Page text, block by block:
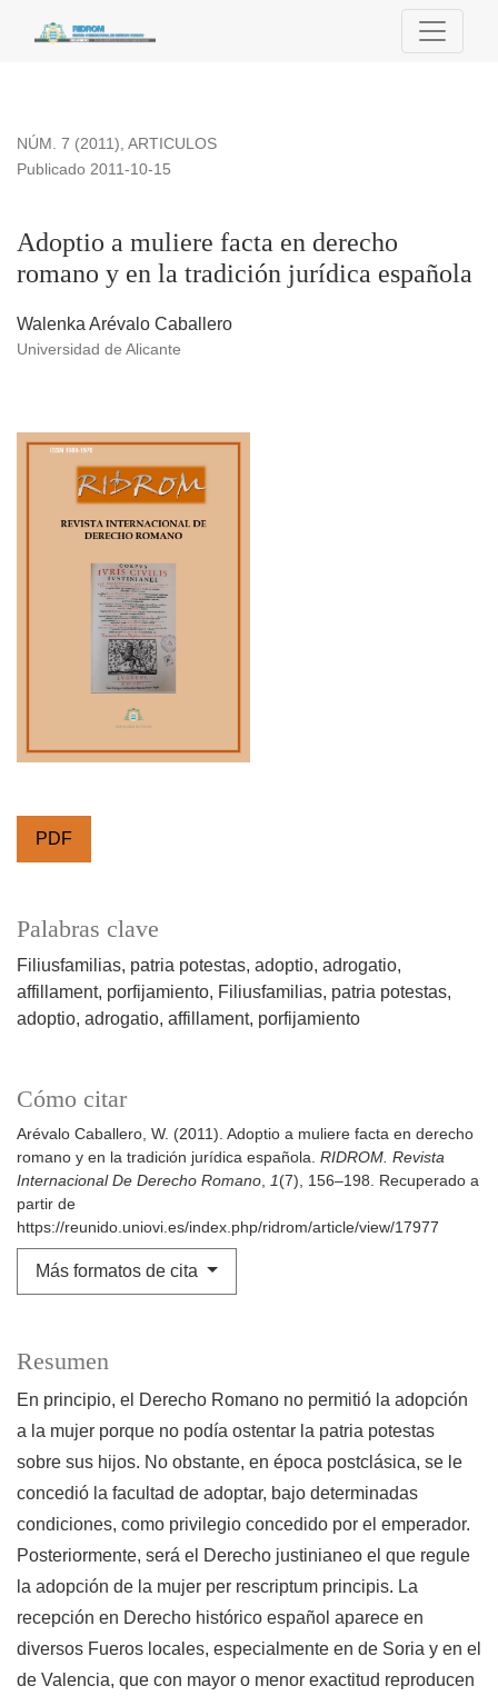
Adoptio a muliere facta en derecho romano y en la tradición
NÚM. 7 (2011), ARTICULOS
Adoptio a muliere facta en derecho
romano y en la tradición jurídica española
Publicado 2011-10-15
Walenka Arévalo Caballero
Universidad de Alicante
PDF
Palabras clave
Filiusfamilias patria potestas adoptio adrogatio
affillament porfijamiento Filiusfamilias patria potestas
adoptio adrogatio affillament porfijamiento
Cómo citar
Arévalo Caballero, W. (2011). Adoptio a muliere facta en derecho
romano y en la tradición jurídica española. RIDROM. Revista
Internacional De Derecho Romano, 1(7), 156–198. Recuperado a
partir de
https://reunido.uniovi.es/index.php/ridrom/article/view/17977
Más formatos de cita
Resumen
En principio, el Derecho Romano no permitió la adopción
a la mujer porque no podía ostentar la patria potestas
sobre sus hijos. No obstante, en época postclásica, se le
concedió la facultad de adoptar, bajo determinadas
condiciones, como privilegio concedido por el emperador.
Posteriormente, será el Derecho justinianeo el que regule
la adopción de la mujer per rescriptum principis. La
recepción en Derecho histórico español aparece en
diversos Fueros locales, especialmente en de Soria y en el
de Valencia, que con mayor o menor exactitud reproducen